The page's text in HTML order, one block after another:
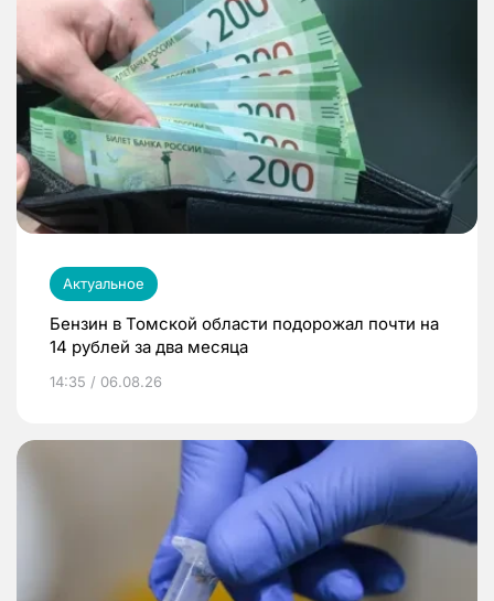
Актуальное
Бензин в Томской области подорожал почти на
14 рублей за два месяца
14:35 / 06.08.26